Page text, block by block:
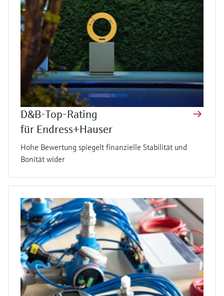
D&B-Top-Rating
für Endress+Hauser
Hohe Bewertung spiegelt finanzielle Stabilität und
Bonität wider